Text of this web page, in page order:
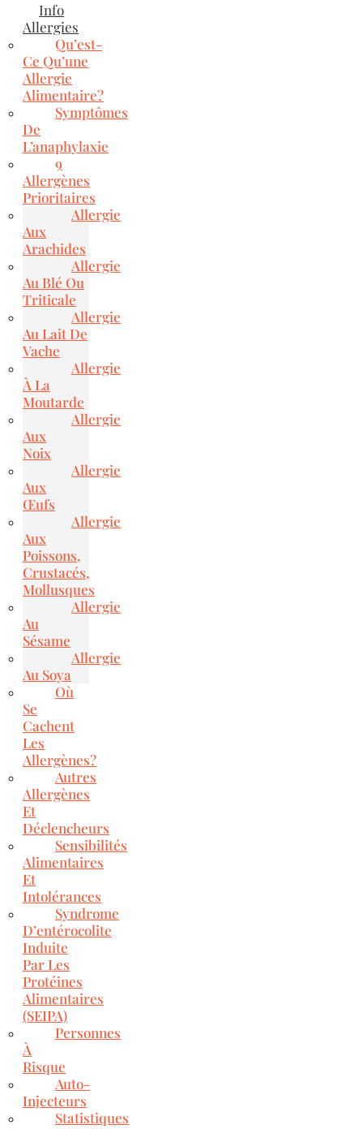
Info
Allergies
Qu’est-
Ce Qu’une
Allergie
Alimentaire?
Symptômes
De
L’anaphylaxie
9
Allergènes
Prioritaires
Allergie
Aux
Arachides
Allergie
Au Blé Ou
Triticale
Allergie
Au Lait De
Vache
Allergie
À La
Moutarde
Allergie
Aux
Noix
Allergie
Aux
Œufs
Allergie
Aux
Poissons,
Crustacés,
Mollusques
Allergie
Au
Sésame
Allergie
Au Soya
Où
Se
Cachent
Les
Allergènes?
Autres
Allergènes
Et
Déclencheurs
Sensibilités
Alimentaires
Et
Intolérances
Syndrome
D’entérocolite
Induite
Par Les
Protéines
Alimentaires
(SEIPA)
Personnes
À
Risque
Auto-
Injecteurs
Statistiques